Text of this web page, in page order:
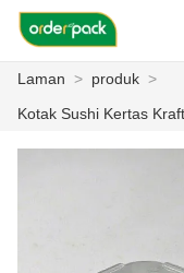
العربيةLaman > produk >
Kotak Sushi Kertas